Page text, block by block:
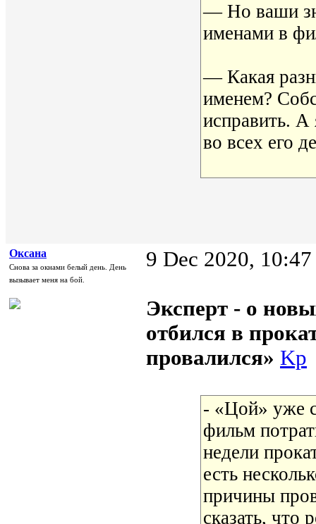
— Но ваши
именами в
— Какая
именем?
исправить.
во всех его
Oксана
Снова за окнами белый день. День
вызывает меня на бой.
9 Dec 2020, 10:47
Эксперт - о
отбился в
провалился» Kp
- «Цой» уже
фильм
недели
есть
причины
сказать, что